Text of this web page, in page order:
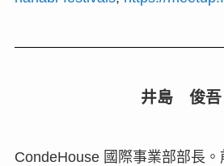
井島 俊吾
CondeHouse 國際事業部部長